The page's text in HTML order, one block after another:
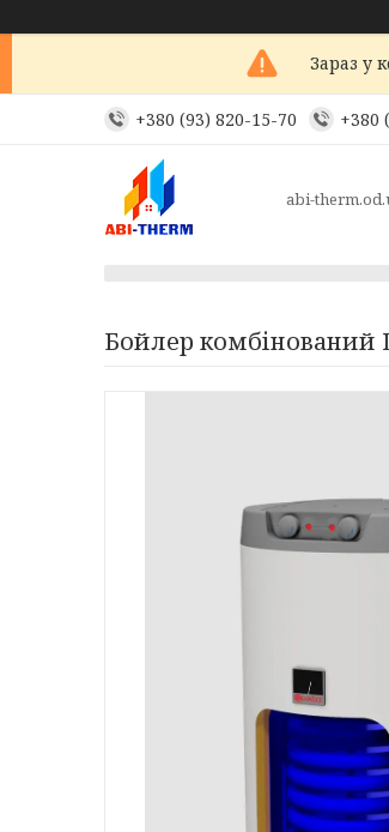
Зараз у
+380 (93) 820-15-70 +380
abi-
Бойлер комбінований